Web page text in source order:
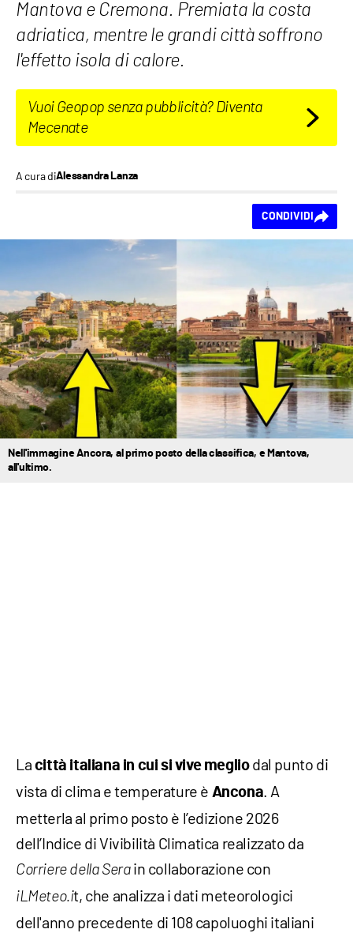
Mantova e Cremona. Premiata la costa
adriatica, mentre le grandi città soffrono
l'effetto isola di calore.
Vuoi Geopop senza pubblicità? Diventa
Mecenate
A cura diAlessandra Lanza
CONDIVIDI
Nell'immagine Ancora, al primo posto della classifica, e Mantova,
all'ultimo.
La città italiana in cui si vive megliodal punto di
vista di clima e temperature è Ancona. A
metterla al primo posto è l’edizione 2026
dell’Indice di Vivibilità Climatica realizzato da
Corriere della Serain collaborazione con
iLMeteo.it, che analizza i dati meteorologici
dell'anno precedente di 108 capoluoghi italiani